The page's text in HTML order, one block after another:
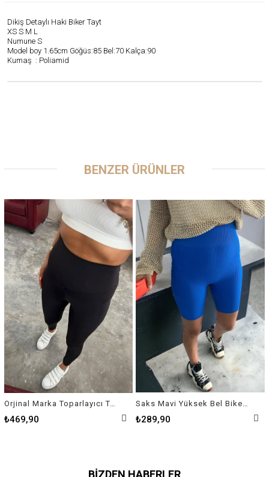
Dikiş Detaylı Haki Biker Tayt
XS S M L
Numune S
Model boy 1.65cm Göğüs:85 Bel:70 Kalça:90
Kumaş : Poliamid
BENZER ÜRÜNLER
Orjinal Marka Toparlayıcı Tayt
₺469,90 ₺289,90
BIZDEN HABERLER